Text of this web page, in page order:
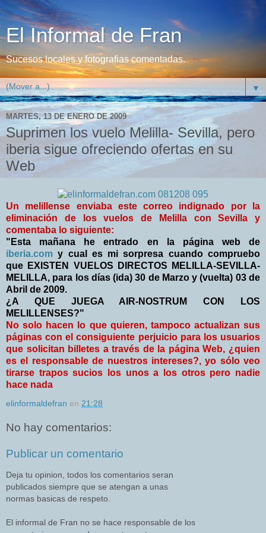
El Informal de Fran
Sucesos locales y fotografias comentadas.
▼
MARTES, 13 DE ENERO DE 2009
Suprimen los vuelo Melilla- Sevilla, pero
iberia sigue ofreciendo ofertas en su
Web
Un melillense enviaba este correo indignado por la
eliminación de los vuelos de Melilla con Sevilla y
comentaba lo siguiente:
"Esta mañana he entrado en la página web de
iberia.com y cual es mi sorpresa cuando compruebo
que EXISTEN VUELOS DIRECTOS MELILLA-SEVILLA-
MELILLA, para los días (ida) 30 de Marzo y (vuelta) 03 de
Abril de 2009.
¿A QUE JUEGA AIR-NOSTRUM CON LOS
MELILLENSES?"
No solo hacen lo que quieren, tampoco actualizan sus
páginas con el consiguiente perjuicio para los usuarios
que solicitan billetes a través de la página Web, ¿quien
es el responsable de nuestros intereses?, yo sólo veo
tirarse trapos sucios los unos a los otros pero nadie
hace nada
elinformaldefran en 21:28
No hay comentarios:
Publicar un comentario
Deja tu opinion, todos los comentarios seran
publicados siempre que se atengan a unas
normas basicas de respeto.
El informal de Fran no se hace responsable de los